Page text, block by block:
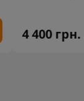
4 400 грн.